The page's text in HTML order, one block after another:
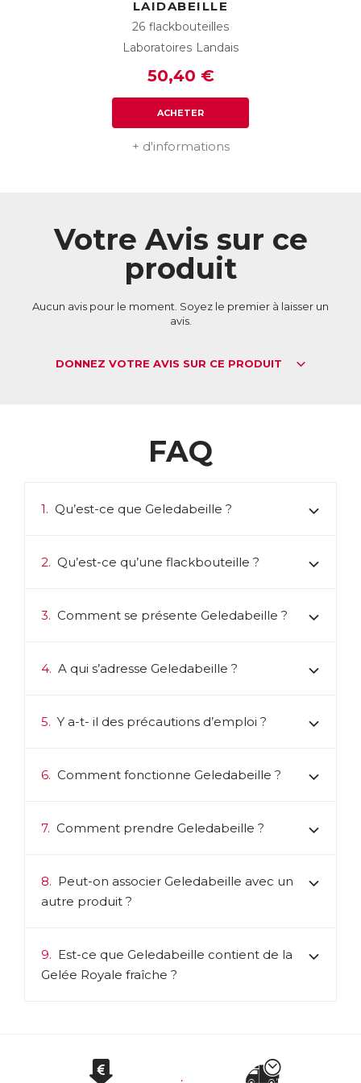
LAIDABEILLE
26 flackbouteilles
Laboratoires Landais
50,40 €
ACHETER
+ d'informations
Votre Avis sur ce
produit
Aucun avis pour le moment. Soyez le premier à laisser un
avis.
DONNEZ VOTRE AVIS SUR CE PRODUIT
FAQ
1. Qu’est-ce que Geledabeille ?
2. Qu’est-ce qu’une flackbouteille ?
3. Comment se présente Geledabeille ?
4. A qui s’adresse Geledabeille ?
5. Y a-t- il des précautions d’emploi ?
6. Comment fonctionne Geledabeille ?
7. Comment prendre Geledabeille ?
8. Peut-on associer Geledabeille avec un
autre produit ?
9. Est-ce que Geledabeille contient de la
Gelée Royale fraîche ?